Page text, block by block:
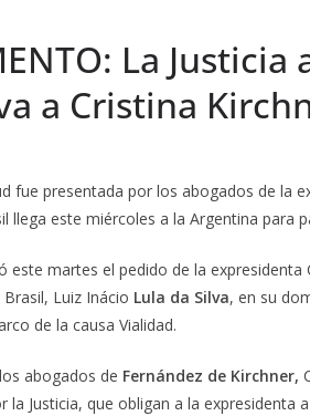
La
a Cristina
fue presentada por los abogados de la
llega este miércoles a la Argentina para
este martes el pedido de la expresidenta
Luiz Inácio Lula da Silva, en su
de la causa Vialidad.
abogados de Fernández de Kirchner,
la Justicia, que obligan a la expresidenta